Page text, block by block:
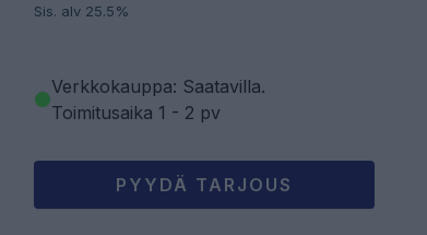
Sis. alv 25.5%
Verkkokauppa: Saatavilla.
Toimitusaika 1 - 2 pv
PYYDÄ TARJOUS